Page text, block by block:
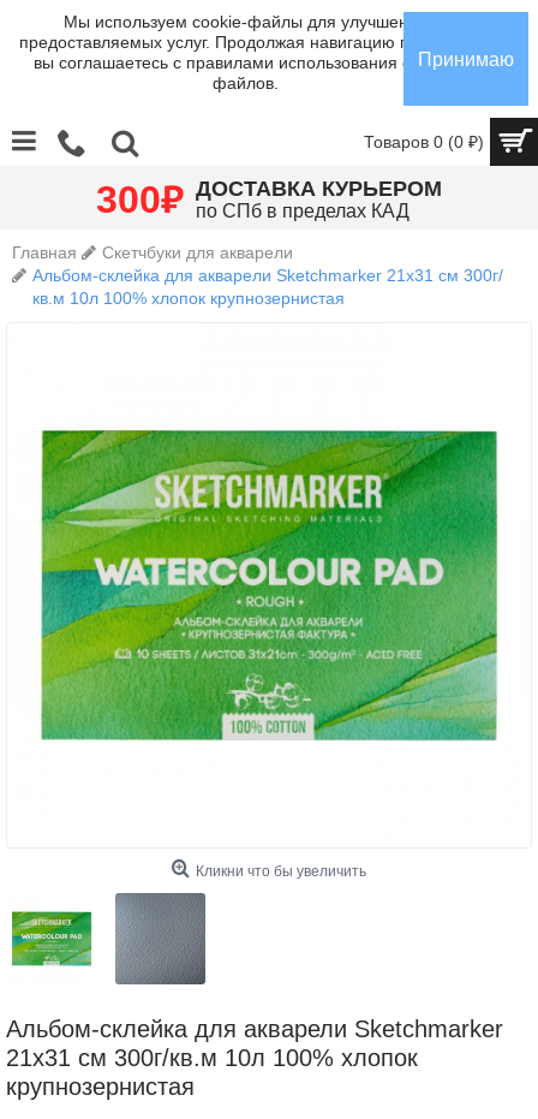
Мы используем cookie-файлы для улучшения
предоставляемых услуг. Продолжая навигацию по сайту,
вы соглашаетесь с правилами использования cookie-
файлов.
Принимаю
Товаров 0 (0 ₽)
300₽ ДОСТАВКА КУРЬЕРОМ
по СПб в пределах КАД
Главная
Скетчбуки для акварели
Альбом-склейка для акварели Sketchmarker 21х31 см 300г/
кв.м 10л 100% хлопок крупнозернистая
Кликни что бы увеличить
Альбом-склейка для акварели Sketchmarker
21х31 см 300г/кв.м 10л 100% хлопок
крупнозернистая